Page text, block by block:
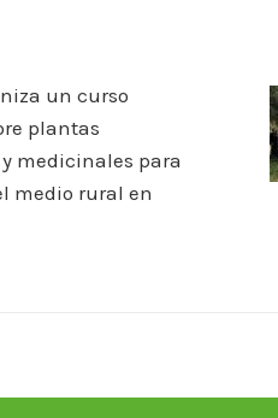
un curso
plantas
medicinales para
medio rural en